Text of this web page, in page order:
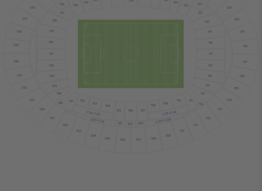
135
134 124
123
C101-C112 C113-C124
C201-C118 C219-C236
203
202
201
111
110
109
108
107
106
105
104
103
102
101
312
311
310
309
308
307
306
305
304
303
302
301
146
145
144
143
142
141
140
139
138
137
136
112
122
121
120
119
118
117
116
115
114
113
344
343
342
341
340
339
338
337
336 321
320
319
318
317
316
315
314
313